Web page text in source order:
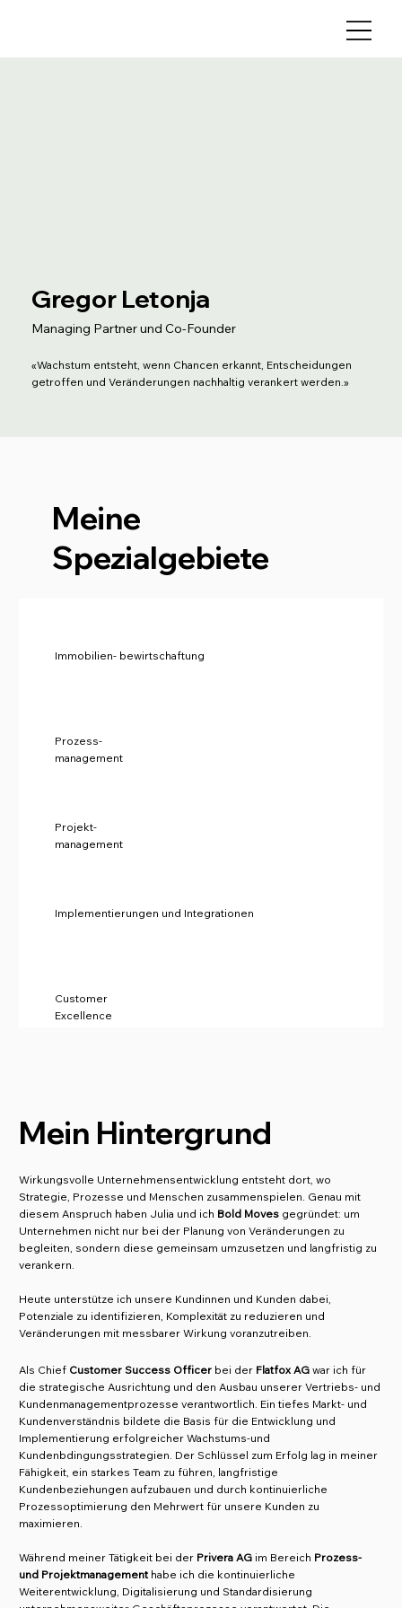
Gregor Letonja
Managing Partner und Co-Founder
«Wachstum entsteht, wenn Chancen erkannt, Entscheidungen
getroffen und Veränderungen nachhaltig verankert werden.»
Meine
Spezialgebiete
Immobilien- bewirtschaftung
Prozess-
management
Projekt-
management
Implementierungen und Integrationen
Customer
Excellence
Mein Hintergrund
Wirkungsvolle Unternehmensentwicklung entsteht dort, wo
Strategie, Prozesse und Menschen zusammenspielen. Genau mit
diesem Anspruch haben Julia und ich Bold Moves gegründet: um
Unternehmen nicht nur bei der Planung von Veränderungen zu
begleiten, sondern diese gemeinsam umzusetzen und langfristig zu
verankern.
Heute unterstütze ich unsere Kundinnen und Kunden dabei,
Potenziale zu identifizieren, Komplexität zu reduzieren und
Veränderungen mit messbarer Wirkung voranzutreiben.
Als Chief Customer Success Officer bei der Flatfox AG war ich für
die strategische Ausrichtung und den Ausbau unserer Vertriebs- und
Kundenmanagementprozesse verantwortlich. Ein tiefes Markt- und
Kundenverständnis bildete die Basis für die Entwicklung und
Implementierung erfolgreicher Wachstums-und
Kundenbdingungsstrategien. Der Schlüssel zum Erfolg lag in meiner
Fähigkeit, ein starkes Team zu führen, langfristige
Kundenbeziehungen aufzubauen und durch kontinuierliche
Prozessoptimierung den Mehrwert für unsere Kunden zu
maximieren.
Während meiner Tätigkeit bei der Privera AG im Bereich Prozess-
und Projektmanagementhabe ich die kontinuierliche
Weiterentwicklung, Digitalisierung und Standardisierung